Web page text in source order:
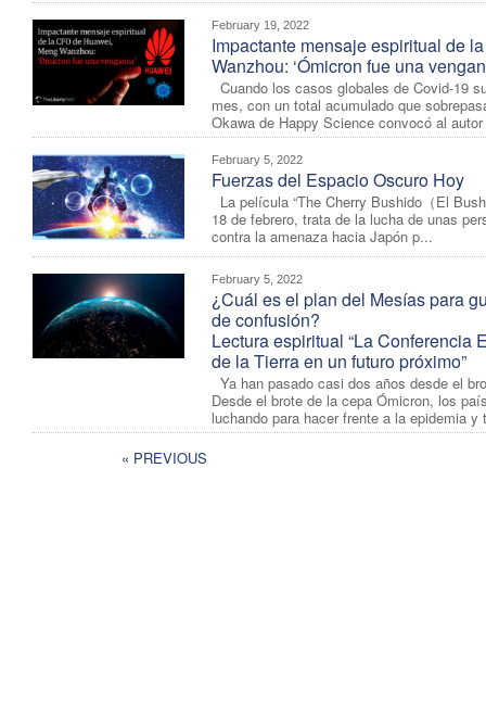
February 19, 2022
Impactante mensaje espiritual de
Wanzhou: ‘Ómicron fue una
Cuando los casos globales de Covid-19
mes, con un total acumulado que
Okawa de Happy Science convocó al
February 5, 2022
Fuerzas del Espacio Oscuro Hoy
La película “The Cherry Bushido（El
18 de febrero, trata de la lucha de unas
contra la amenaza hacia Japón p...
February 5, 2022
¿Cuál es el plan del Mesías para
de confusión?
Lectura espiritual “La Conferencia
de la Tierra en un futuro próximo”
Ya han pasado casi dos años desde el
Desde el brote de la cepa Ómicron, los
luchando para hacer frente a la epidemia y
« PREVIOUS